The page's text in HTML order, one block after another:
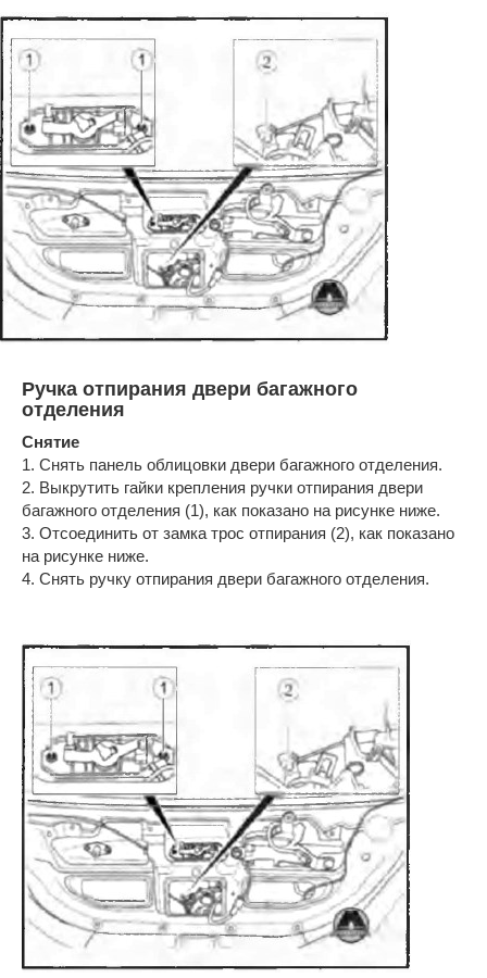
Ручка отпирания двери багажного
отделения
Снятие
1. Снять панель облицовки двери багажного отделения.
2. Выкрутить гайки крепления ручки отпирания двери
багажного отделения (1), как показано на рисунке ниже.
3. Отсоединить от замка трос отпирания (2), как показано
на рисунке ниже.
4. Снять ручку отпирания двери багажного отделения.